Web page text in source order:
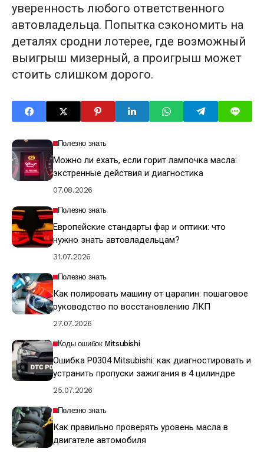
уверенность любого ответственного
автовладельца. Попытка сэкономить на
деталях сродни лотерее, где возможный
выигрыш мизерный, а проигрыш может
стоить слишком дорого.
Полезно знать
Можно ли ехать, если горит лампочка масла:
экстренные действия и диагностика
07.08.2026
Полезно знать
Европейские стандарты фар и оптики: что
нужно знать автовладельцам?
31.07.2026
Полезно знать
Как полировать машину от царапин: пошаговое
руководство по восстановлению ЛКП
27.07.2026
Коды ошибок Mitsubishi
Ошибка P0304 Mitsubishi: как диагностировать и
устранить пропуски зажигания в 4 цилиндре
25.07.2026
Полезно знать
Как правильно проверять уровень масла в
двигателе автомобиля